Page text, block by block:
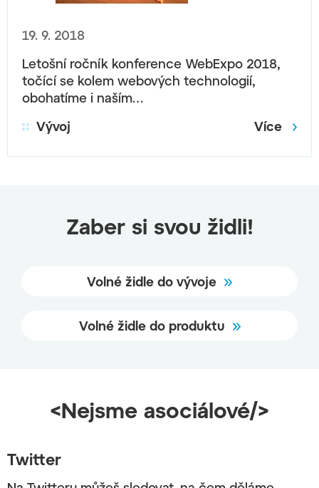
19. 9. 2018
Letošní ročník konference WebExpo 2018,
točící se kolem webových technologií,
obohatíme i naším…
Vývoj
Více
Zaber si svou židli!
Volné židle do vývoje
Volné židle do produktu
<Nejsme asociálové/>
Twitter